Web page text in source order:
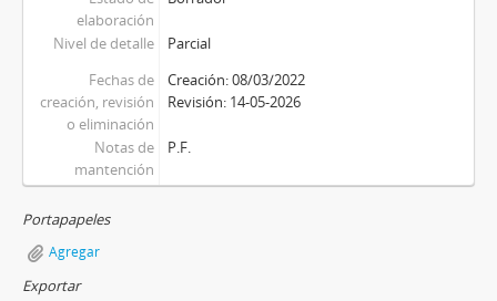
elaboración
Nivel de detalle
Parcial
Fechas de
creación, revisión
o eliminación
Creación: 08/03/2022
Revisión: 14-05-2026
Notas de
mantención
P.F.
Portapapeles
Agregar
Exportar